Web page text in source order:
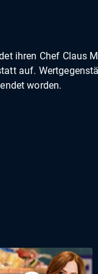
ihren Chef Claus
auf.
worden.